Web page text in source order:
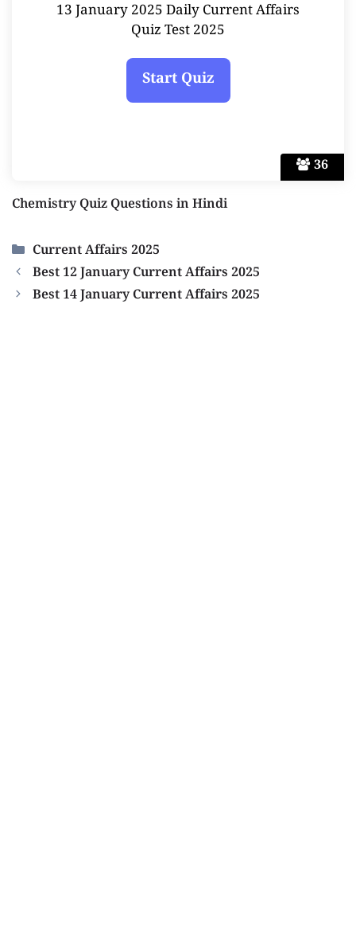
36
13 January 2025 Daily Current Affairs
Quiz Test 2025
Chemistry Quiz Questions in Hindi
Categories
Current Affairs 2025
Best 12 January Current Affairs 2025
Best 14 January Current Affairs 2025